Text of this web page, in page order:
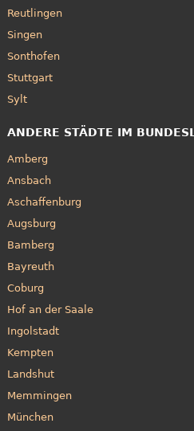
Reutlingen
Singen
Sonthofen
Stuttgart
Sylt
ANDERE STÄDTE IM
Amberg
Ansbach
Aschaffenburg
Augsburg
Bamberg
Bayreuth
Coburg
Hof an der Saale
Ingolstadt
Kempten
Landshut
Memmingen
München